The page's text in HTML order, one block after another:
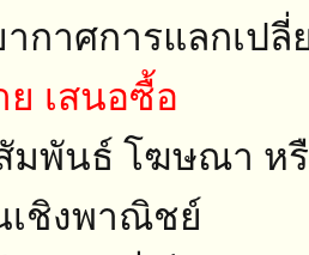
กาศการแลกเปลี่
เสนอซื้อ
มพันธ์ โฆษณา ห
เชิงพาณิชย์